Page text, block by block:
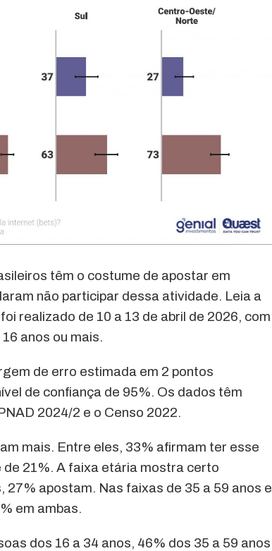
têm o costume de apostar em
não participar dessa atividade. Leia a
realizado de 10 a 13 de abril de 2026, com
anos ou mais.
de erro estimada em 2 pontos
de confiança de 95%. Os dados têm
2024/2 e o Censo 2022.
mais. Entre eles, 33% afirmam ter esse
de 21%. A faixa etária mostra certo
27% apostam. Nas faixas de 35 a 59 anos e
em ambas.
dos 16 a 34 anos, 46% dos 35 a 59 anos